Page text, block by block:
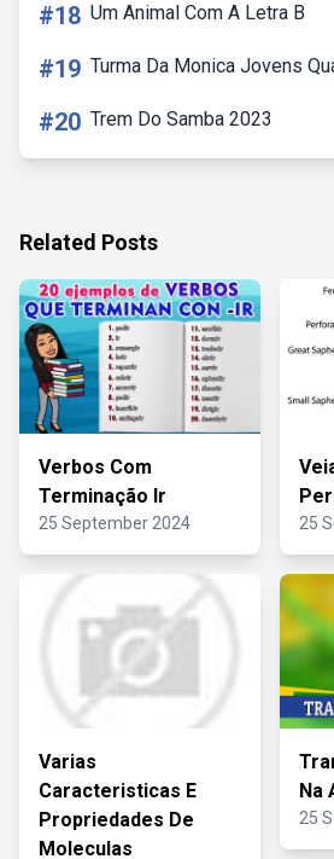
#18 Um Animal Com A Letra B
#19 Turma Da Monica Jovens
#20 Trem Do Samba 2023
Related Posts
Verbos Com
Terminação Ir
25 September 2024 25
Varias
Caracteristicas E
Propriedades De
Moleculas
Na
25